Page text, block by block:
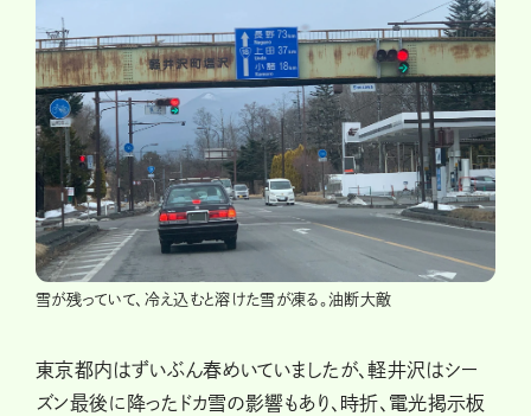
雪が残っていて、冷え込むと溶けた雪が凍る。油断大敵
東京都内はずいぶん春めいていましたが、軽井沢はシー
ズン最後に降ったドカ雪の影響もあり、時折、電光掲示板